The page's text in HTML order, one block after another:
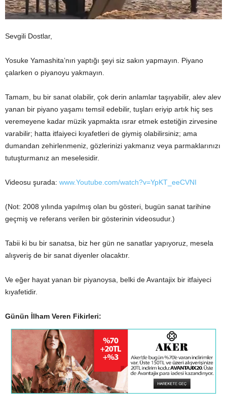
Sevgili Dostlar,
Yosuke Yamashita’nın yaptığı şeyi siz sakın yapmayın. Piyano
çalarken o piyanoyu yakmayın.
Tamam, bu bir sanat olabilir, çok derin anlamlar taşıyabilir, alev alev
yanan bir piyano yaşamı temsil edebilir, tuşları eriyip artık hiç ses
veremeyene kadar müzik yapmakta ısrar etmek estetiğin zirvesine
varabilir; hatta itfaiyeci kıyafetleri de giymiş olabilirsiniz; ama
dumandan zehirlenmeniz, gözlerinizi yakmanız veya parmaklarınızı
tutuşturmanız an meselesidir.
Videosu şurada: www.Youtube.com/watch?v=YpKT_eeCVNI
(Not: 2008 yılında yapılmış olan bu gösteri, bugün sanat tarihine
geçmiş ve referans verilen bir gösterinin videosudur.)
Tabii ki bu bir sanatsa, biz her gün ne sanatlar yapıyoruz, mesela
alışveriş de bir sanat diyenler olacaktır.
Ve eğer hayat yanan bir piyanoysa, belki de Avantajix bir itfaiyeci
kıyafetidir.
Günün İlham Veren Fikirleri: